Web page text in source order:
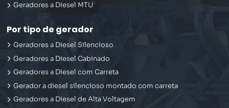
Geradores a Diesel MTU
Por tipo de gerador
Geradores a Diesel Silencioso
Geradores a Diesel Cabinado
Geradores a Diesel com Carreta
Gerador a diesel silencioso montado com carreta
Geradores a Diesel de Alta Voltagem